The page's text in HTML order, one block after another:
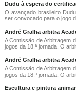
Dudu à espera do
O avançado brasileiro
ser convocado para o jogo
André Gralha arbitra
A Comissão de Arbitragem
jogos da 18.ª jornada. O
André Gralha arbitra
A Comissão de Arbitragem
jogos da 18.ª jornada. O
Escultura e pintura